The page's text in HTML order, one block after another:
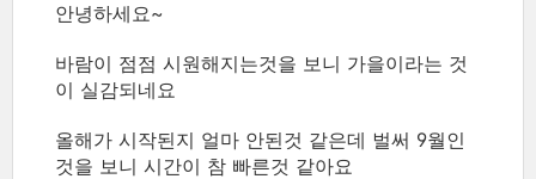
안녕하세요~
바람이 점점 시원해지는것을 보니 가을이라는 것
이 실감되네요
올해가 시작된지 얼마 안된것 같은데 벌써 9월인
것을 보니 시간이 참 빠른것 같아요